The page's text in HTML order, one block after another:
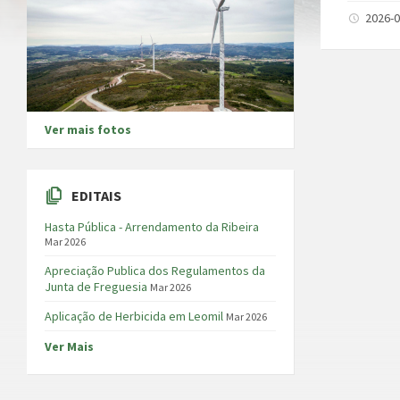
2026-
Ver mais fotos
EDITAIS
Hasta Pública - Arrendamento da Ribeira
Mar 2026
Apreciação Publica dos Regulamentos da
Junta de Freguesia Mar 2026
Aplicação de Herbicida em Leomil Mar 2026
Ver Mais